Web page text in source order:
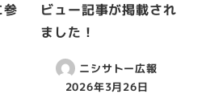
参
ビュー記事が掲載され
ました！
ニシサトー広報
2026年3月26日